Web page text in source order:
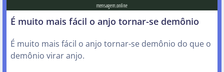
É muito mais fácil o anjo tornar-se demônio
É muito mais fácil o anjo tornar-se demônio do que o
demônio virar anjo.